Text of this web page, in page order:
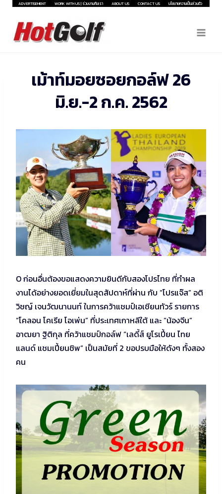
Skip
content
ADVERTISEMENT WORK WITH US | ร่วมงานกับเรา ABOUT US CONTACT US นโยบายความเป็นส่วนตัว
เม้าท์มอยซอยกอล์ฟ 26
มิ.ย.-2 ก.ค. 2562
O ก่อนอื่นต้องขอแสดงความยินดีกับสองโปรไทย ที่ทำผล
งานได้อย่างยอดเยี่ยมในสุดสัปดาห์ที่ผ่าน กับ “โปรแจ๊ส” อติ
วิชญ์ เจนวัฒนานนท์ ในการคว้าแชมป์เอเชียนทัวร์ รายการ
“โคลอน โคเรีย โอเพ่น” ที่ประเทศเกาหลีใต้ และ “น้องจีน”
อาฒยา ฐิติกุล ที่คว้าแชมป์กอล์ฟ “เลดี้ส์ ยูโรเปี้ยน ไทย
แลนด์ แชมเปี้ยนชิพ” เป็นสมัยที่ 2 ขอปรบมือให้ดังๆ ทั้งสอง
คน